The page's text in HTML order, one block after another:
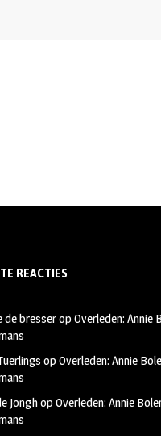
REACTIES
de bresseropOverleden: Annie
opOverleden: Annie
JonghopOverleden: Annie